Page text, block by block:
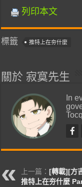
列印本文
標籤 推特上在夯什麼
關於 寂寞先生
In
上一篇：[轉載][方
推特上在夯什麼